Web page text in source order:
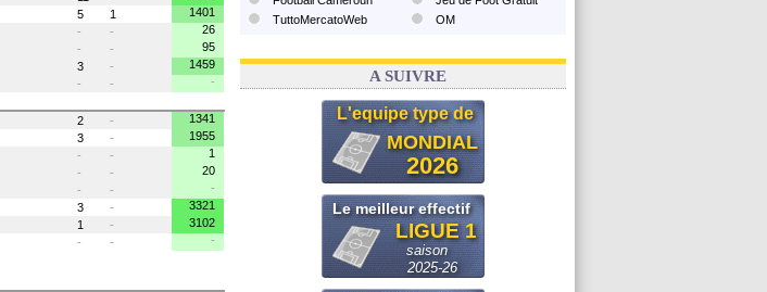
5 1
1401
- -
26
- -
95
3 -
1459
- -
-
2 -
1341
3 -
1955
- -
1
- -
20
- -
-
3 -
3321
1 -
3102
- -
-
TuttoMercatoWeb
OM
A SUIVRE
L'equipe type de
MONDIAL
2026
Le meilleur effectif
LIGUE 1
saison
2025-26